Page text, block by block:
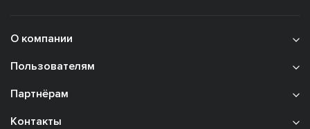
О компании
Пользователям
Партнёрам
Контакты